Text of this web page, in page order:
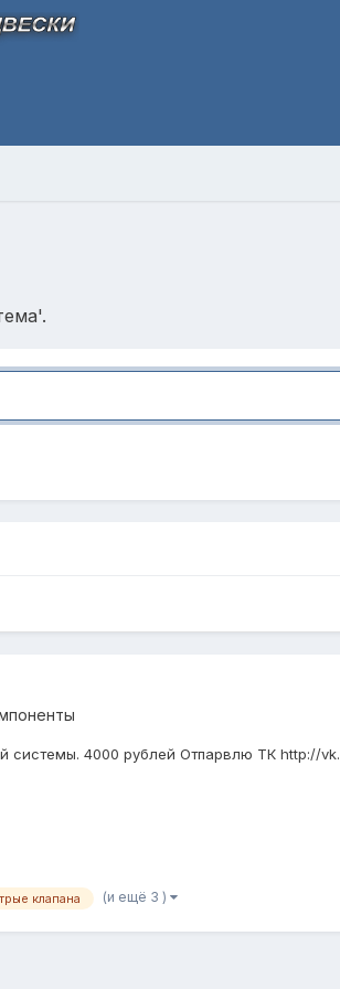
системы. 4000 рублей Отпарвлю ТК http://
клапана (и ещё 3 )